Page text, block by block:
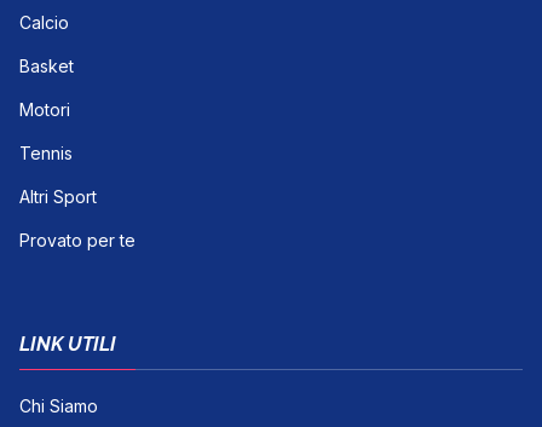
Calcio
Basket
Motori
Tennis
Altri Sport
Provato per te
LINK UTILI
Chi Siamo